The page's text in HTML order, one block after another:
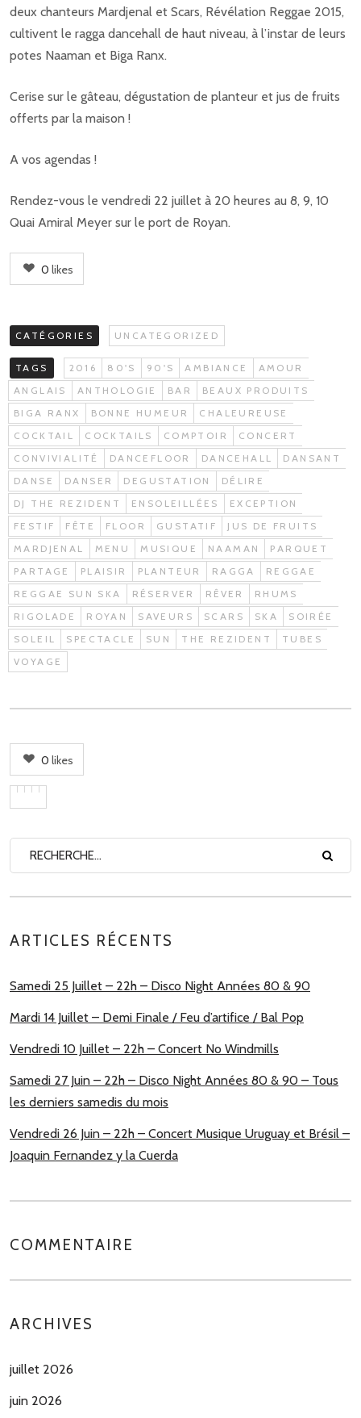
deux chanteurs Mardjenal et Scars, Révélation Reggae 2015,
cultivent le ragga dancehall de haut niveau, à l’instar de leurs
potes Naaman et Biga Ranx.
Cerise sur le gâteau, dégustation de planteur et jus de fruits
offerts par la maison !
A vos agendas !
Rendez-vous le vendredi 22 juillet à 20 heures au 8, 9, 10
Quai Amiral Meyer sur le port de Royan.
0 likes
CATÉGORIES UNCATEGORIZED
TAGS 2016 80'S 90'S AMBIANCE
AMOUR
ANGLAIS
ANTHOLOGIE BAR
BEAUX PRODUITS
BIGA RANX
BONNE HUMEUR
CHALEUREUSE
COCKTAIL
COCKTAILS COMPTOIR
CONCERT
CONVIVIALITÉ
DANCEFLOOR DANCEHALL
DANSANT
DANSE
DANSER DEGUSTATION
DÉLIRE
DJ THE REZIDENT
ENSOLEILLÉES
EXCEPTION
FESTIF
FÊTE FLOOR GUSTATIF
JUS DE FRUITS
MARDJENAL
MENU MUSIQUE NAAMAN
PARQUET
PARTAGE
PLAISIR PLANTEUR RAGGA
REGGAE
REGGAE SUN SKA
RÉSERVER RÊVER
RHUMS
RIGOLADE
ROYAN SAVEURS SCARS SKA
SOIRÉE
SOLEIL
SPECTACLE SUN THE REZIDENT
TUBES
VOYAGE
0 likes
ARTICLES RÉCENTS
Samedi 25 Juillet – 22h – Disco Night Années 80 & 90
Mardi 14 Juillet – Demi Finale / Feu d’artifice / Bal Pop
Vendredi 10 Juillet – 22h – Concert No Windmills
Samedi 27 Juin – 22h – Disco Night Années 80 & 90 – Tous
les derniers samedis du mois
Vendredi 26 Juin – 22h – Concert Musique Uruguay et Brésil –
Joaquin Fernandez y la Cuerda
COMMENTAIRE
ARCHIVES
juillet 2026
juin 2026